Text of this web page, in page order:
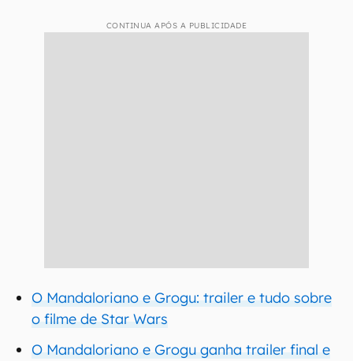
CONTINUA APÓS A PUBLICIDADE
O Mandaloriano e Grogu: trailer e tudo sobre
o filme de Star Wars
O Mandaloriano e Grogu ganha trailer final e